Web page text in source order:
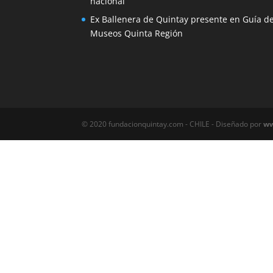
Ex Ballenera de Quintay presente en Guía
Museos Quinta Región
©️ 2020 fundacionquintay.com - CHILE - Diseñado por